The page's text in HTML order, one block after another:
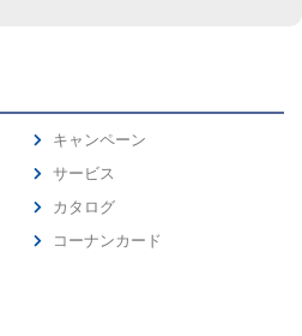
キャンペーン
サービス
カタログ
コーナンカード